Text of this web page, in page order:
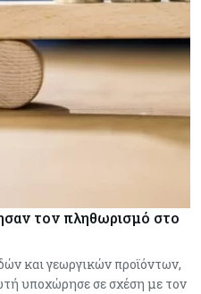
τον πληθωρισμό στο
και γεωργικών προϊόντων,
υποχώρησε σε σχέση με τον